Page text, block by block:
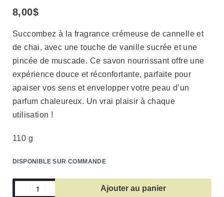
8,00$
Succombez à la fragrance crémeuse de cannelle et
de chai, avec une touche de vanille sucrée et une
pincée de muscade. Ce savon nourrissant offre une
expérience douce et réconfortante, parfaite pour
apaiser vos sens et envelopper votre peau d’un
parfum chaleureux. Un vrai plaisir à chaque
utilisation !
110 g
DISPONIBLE SUR COMMANDE
Ajouter au panier